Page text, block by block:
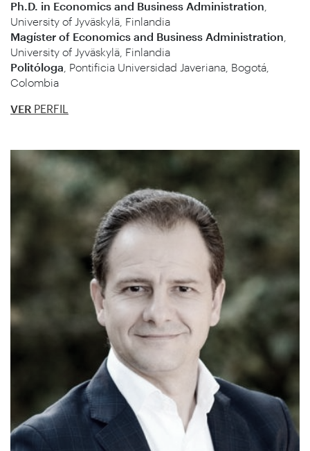
Ph.D. in Economics and Business Administration
University of Jyväskylä, Finlandia
Magíster of Economics and Business Administration
University of Jyväskylä, Finlandia
Politóloga , Pontificia Universidad Javeriana, Bogotá,
Colombia
VER PERFIL